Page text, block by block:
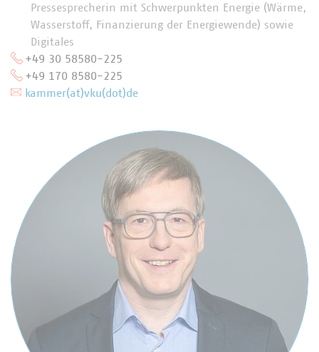
Pressesprecherin mit Schwerpunkten Energie (Wärme,
Wasserstoff, Finanzierung der Energiewende) sowie
Digitales
+49 30 58580-225
+49 170 8580-225
kammer(at)vku(dot)de